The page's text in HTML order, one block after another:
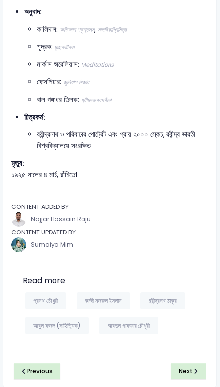
অনুবাদ:
কালিদাস: অভিজ্ঞান শকুন্তলম, মালবিকাগ্নিমিত্র
শূদ্রক: মৃচ্ছকটিকম
মার্কাস অরেলিয়াস: Meditations
শেক্সপিয়ার: জুলিয়াস সিজার
বাল গঙ্গাধর তিলক: শ্রীমদ্ভগবদগীতা
চিত্রকর্ম:
রবীন্দ্রনাথ ও পরিবারের পোর্ট্রেট এবং প্রায় ২০০০ স্কেচ, রবীন্দ্র ভারতী
বিশ্ববিদ্যালয়ে সংরক্ষিত
মৃত্যু:
১৯২৫ সালের ৪ মার্চ, রাঁচিতে।
CONTENT ADDED BY
Najjar Hossain Raju
CONTENT UPDATED BY
Sumaiya Mim
Read more
প্রমথ চৌধুরী কাজী নজরুল ইসলাম রবীন্দ্রনাথ ঠাকুর
আবুল ফজল (সাহিত্যিক) আবদুল গাফফার চৌধুরী
Previous Next